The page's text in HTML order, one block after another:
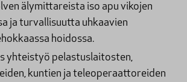
älymittareista iso apu vikojen
ja turvallisuutta uhkaavien
hoidossa.
yhteistyö pelastuslaitosten,
kuntien ja teleoperaattoreiden